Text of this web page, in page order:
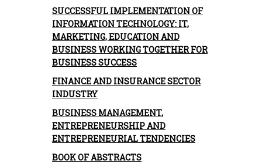
SUCCESSFUL IMPLEMENTATION OF
INFORMATION TECHNOLOGY: IT,
MARKETING, EDUCATION AND
BUSINESS WORKING TOGETHER FOR
BUSINESS SUCCESS
FINANCE AND INSURANCE SECTOR
INDUSTRY
BUSINESS MANAGEMENT,
ENTREPRENEURSHIP AND
ENTREPRENEURIAL TENDENCIES
BOOK OF ABSTRACTS